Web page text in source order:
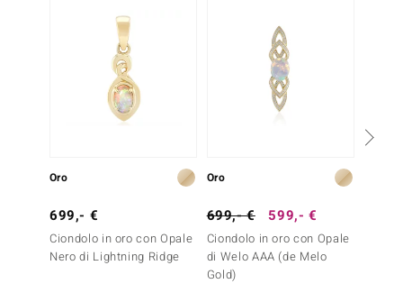
Oro
699,- €
Ciondolo in oro con Opale
Nero di Lightning Ridge
Oro
699,- € 599,- €
Ciondolo in oro con Opale
di Welo AAA (de Melo
Gold)